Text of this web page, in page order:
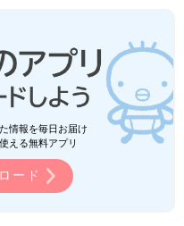
情報を毎日お届け
える無料アプリ
ード